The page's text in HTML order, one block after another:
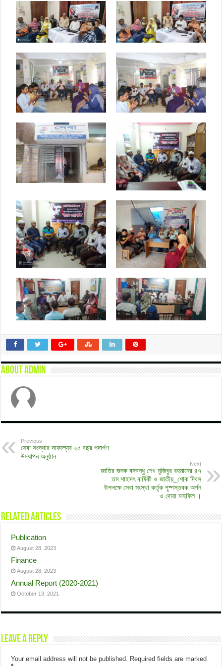
About admin
Previous
সেবা সংস্থার সাফল্যের ২৫ বছর পদার্পণ
উদযাপন অনুষ্ঠান
Next
জাতির জনক বঙ্গবন্ধু শেখ মুজিবুর রহমানের ৪৭
তম শাহাদৎ বার্ষিকী ও জাতীয়_শোক দিবস
উপলক্ষে সেবা সংস্থা কর্তৃক পুষ্পস্তবক অর্পন
ও দোয়া মাহফিল ।
Related Articles
Publication
August 28, 2023
Finance
August 28, 2023
Annual Report (2020-2021)
October 13, 2021
Leave a Reply
Your email address will not be published. Required fields are marked